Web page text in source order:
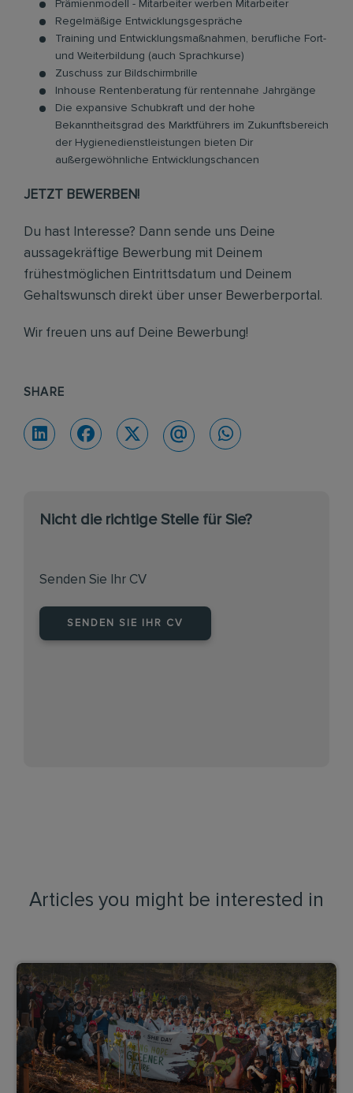
Prämienmodell - Mitarbeiter werben Mitarbeiter
Regelmäßige Entwicklungsgespräche
Training und Entwicklungsmaßnahmen, berufliche Fort-
und Weiterbildung (auch Sprachkurse)
Zuschuss zur Bildschirmbrille
Inhouse Rentenberatung für rentennahe Jahrgänge
Die expansive Schubkraft und der hohe
Bekanntheitsgrad des Marktführers im Zukunftsbereich
der Hygienedienstleistungen bieten Dir
außergewöhnliche Entwicklungschancen
JETZT BEWERBEN!
Du hast Interesse? Dann sende uns Deine
aussagekräftige Bewerbung mit Deinem
frühestmöglichen Eintrittsdatum und Deinem
Gehaltswunsch direkt über unser Bewerberportal.
Wir freuen uns auf Deine Bewerbung!
SHARE
Nicht die richtige Stelle für Sie?
Senden Sie Ihr CV
SENDEN SIE IHR CV
Articles you might be interested in